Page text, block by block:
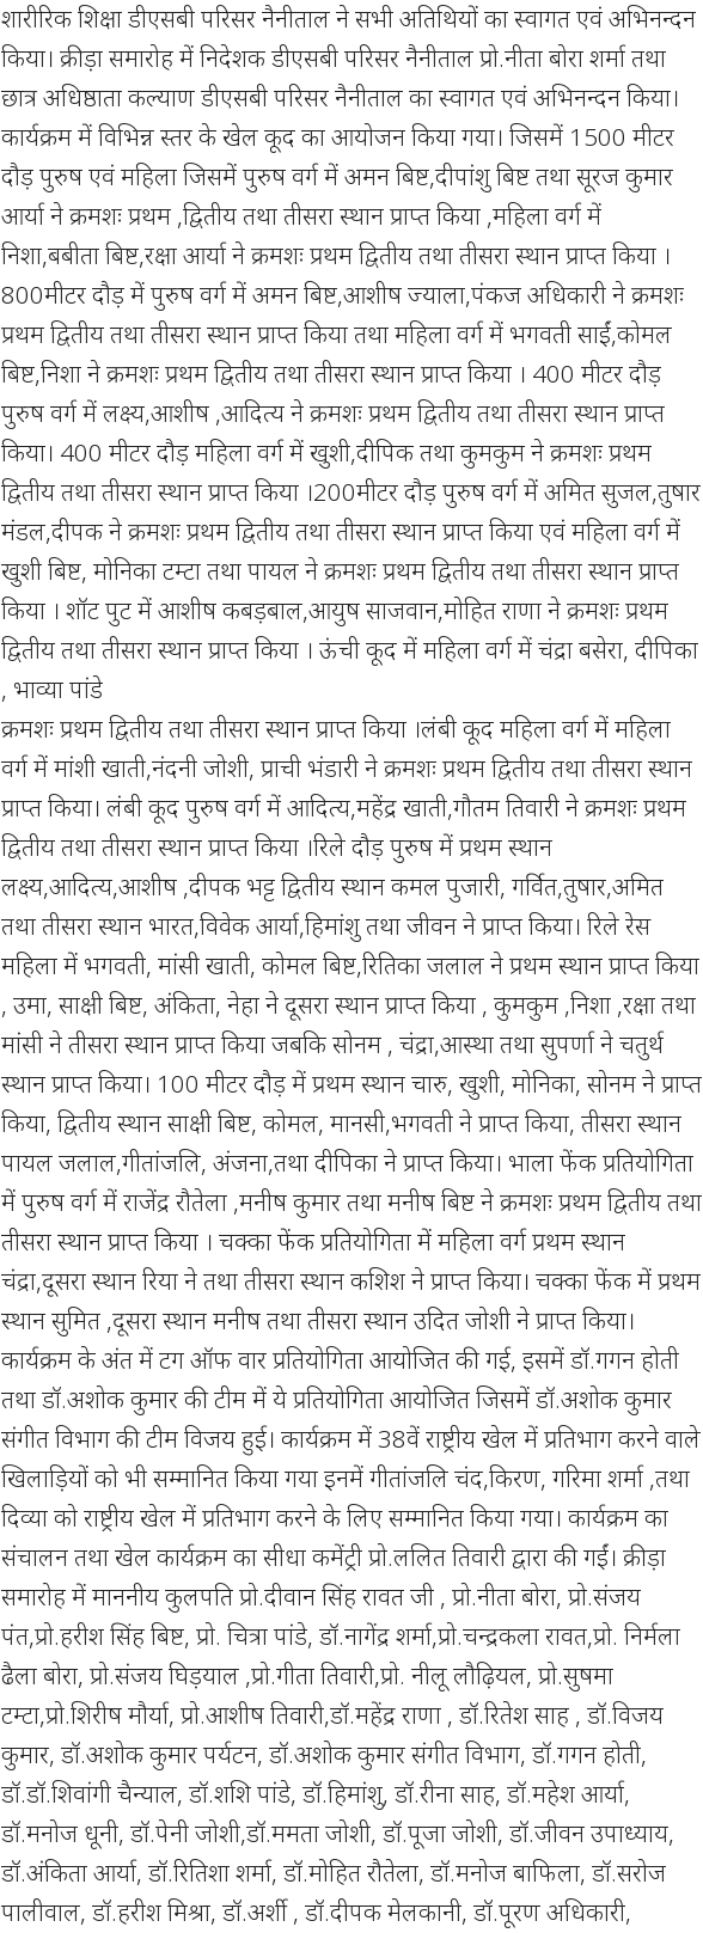
शारीरिक शिक्षा डीएसबी परिसर नैनीताल ने सभी अतिथियों का स्वागत एवं अभिनन्दन
किया। क्रीड़ा समारोह में निदेशक डीएसबी परिसर नैनीताल प्रो.नीता बोरा शर्मा तथा
छात्र अधिष्ठाता कल्याण डीएसबी परिसर नैनीताल का स्वागत एवं अभिनन्दन किया।
कार्यक्रम में विभिन्न स्तर के खेल कूद का आयोजन किया गया। जिसमें 1500 मीटर
दौड़ पुरुष एवं महिला जिसमें पुरुष वर्ग में अमन बिष्ट,दीपांशु बिष्ट तथा सूरज कुमार
आर्या ने क्रमशः प्रथम ,द्वितीय तथा तीसरा स्थान प्राप्त किया ,महिला वर्ग में
निशा,बबीता बिष्ट,रक्षा आर्या ने क्रमशः प्रथम द्वितीय तथा तीसरा स्थान प्राप्त किया ।
800मीटर दौड़ में पुरुष वर्ग में अमन बिष्ट,आशीष ज्याला,पंकज अधिकारी ने क्रमशः
प्रथम द्वितीय तथा तीसरा स्थान प्राप्त किया तथा महिला वर्ग में भगवती साईं,कोमल
बिष्ट,निशा ने क्रमशः प्रथम द्वितीय तथा तीसरा स्थान प्राप्त किया । 400 मीटर दौड़
पुरुष वर्ग में लक्ष्य,आशीष ,आदित्य ने क्रमशः प्रथम द्वितीय तथा तीसरा स्थान प्राप्त
किया। 400 मीटर दौड़ महिला वर्ग में खुशी,दीपिक तथा कुमकुम ने क्रमशः प्रथम
द्वितीय तथा तीसरा स्थान प्राप्त किया ।200मीटर दौड़ पुरुष वर्ग में अमित सुजल,तुषार
मंडल,दीपक ने क्रमशः प्रथम द्वितीय तथा तीसरा स्थान प्राप्त किया एवं महिला वर्ग में
खुशी बिष्ट, मोनिका टम्टा तथा पायल ने क्रमशः प्रथम द्वितीय तथा तीसरा स्थान प्राप्त
किया । शॉट पुट में आशीष कबड़बाल,आयुष साजवान,मोहित राणा ने क्रमशः प्रथम
द्वितीय तथा तीसरा स्थान प्राप्त किया । ऊंची कूद में महिला वर्ग में चंद्रा बसेरा, दीपिका
, भाव्या पांडे
क्रमशः प्रथम द्वितीय तथा तीसरा स्थान प्राप्त किया ।लंबी कूद महिला वर्ग में महिला
वर्ग में मांशी खाती,नंदनी जोशी, प्राची भंडारी ने क्रमशः प्रथम द्वितीय तथा तीसरा स्थान
प्राप्त किया। लंबी कूद पुरुष वर्ग में आदित्य,महेंद्र खाती,गौतम तिवारी ने क्रमशः प्रथम
द्वितीय तथा तीसरा स्थान प्राप्त किया ।रिले दौड़ पुरुष में प्रथम स्थान
लक्ष्य,आदित्य,आशीष ,दीपक भट्ट द्वितीय स्थान कमल पुजारी, गर्वित,तुषार,अमित
तथा तीसरा स्थान भारत,विवेक आर्या,हिमांशु तथा जीवन ने प्राप्त किया। रिले रेस
महिला में भगवती, मांसी खाती, कोमल बिष्ट,रितिका जलाल ने प्रथम स्थान प्राप्त किया
, उमा, साक्षी बिष्ट, अंकिता, नेहा ने दूसरा स्थान प्राप्त किया , कुमकुम ,निशा ,रक्षा तथा
मांसी ने तीसरा स्थान प्राप्त किया जबकि सोनम , चंद्रा,आस्था तथा सुपर्णा ने चतुर्थ
स्थान प्राप्त किया। 100 मीटर दौड़ में प्रथम स्थान चारु, खुशी, मोनिका, सोनम ने प्राप्त
किया, द्वितीय स्थान साक्षी बिष्ट, कोमल, मानसी,भगवती ने प्राप्त किया, तीसरा स्थान
पायल जलाल,गीतांजलि, अंजना,तथा दीपिका ने प्राप्त किया। भाला फेंक प्रतियोगिता
में पुरुष वर्ग में राजेंद्र रौतेला ,मनीष कुमार तथा मनीष बिष्ट ने क्रमशः प्रथम द्वितीय तथा
तीसरा स्थान प्राप्त किया । चक्का फेंक प्रतियोगिता में महिला वर्ग प्रथम स्थान
चंद्रा,दूसरा स्थान रिया ने तथा तीसरा स्थान कशिश ने प्राप्त किया। चक्का फेंक में प्रथम
स्थान सुमित ,दूसरा स्थान मनीष तथा तीसरा स्थान उदित जोशी ने प्राप्त किया।
कार्यक्रम के अंत में टग ऑफ वार प्रतियोगिता आयोजित की गई, इसमें डॉ.गगन होती
तथा डॉ.अशोक कुमार की टीम में ये प्रतियोगिता आयोजित जिसमें डॉ.अशोक कुमार
संगीत विभाग की टीम विजय हुई। कार्यक्रम में 38वें राष्ट्रीय खेल में प्रतिभाग करने वाले
खिलाड़ियों को भी सम्मानित किया गया इनमें गीतांजलि चंद,किरण, गरिमा शर्मा ,तथा
दिव्या को राष्ट्रीय खेल में प्रतिभाग करने के लिए सम्मानित किया गया। कार्यक्रम का
संचालन तथा खेल कार्यक्रम का सीधा कमेंट्री प्रो.ललित तिवारी द्वारा की गईं। क्रीड़ा
समारोह में माननीय कुलपति प्रो.दीवान सिंह रावत जी , प्रो.नीता बोरा, प्रो.संजय
पंत,प्रो.हरीश सिंह बिष्ट, प्रो. चित्रा पांडे, डॉ.नागेंद्र शर्मा,प्रो.चन्द्रकला रावत,प्रो. निर्मला
ढैला बोरा, प्रो.संजय घिड़याल ,प्रो.गीता तिवारी,प्रो. नीलू लौढ़ियल, प्रो.सुषमा
टम्टा,प्रो.शिरीष मौर्या, प्रो.आशीष तिवारी,डॉ.महेंद्र राणा , डॉ.रितेश साह , डॉ.विजय
कुमार, डॉ.अशोक कुमार पर्यटन, डॉ.अशोक कुमार संगीत विभाग, डॉ.गगन होती,
डॉ.डॉ.शिवांगी चैन्याल, डॉ.शशि पांडे, डॉ.हिमांशु, डॉ.रीना साह, डॉ.महेश आर्या,
डॉ.मनोज धूनी, डॉ.पेनी जोशी,डॉ.ममता जोशी, डॉ.पूजा जोशी, डॉ.जीवन उपाध्याय,
डॉ.अंकिता आर्या, डॉ.रितिशा शर्मा, डॉ.मोहित रौतेला, डॉ.मनोज बाफिला, डॉ.सरोज
पालीवाल, डॉ.हरीश मिश्रा, डॉ.अर्शी , डॉ.दीपक मेलकानी, डॉ.पूरण अधिकारी,